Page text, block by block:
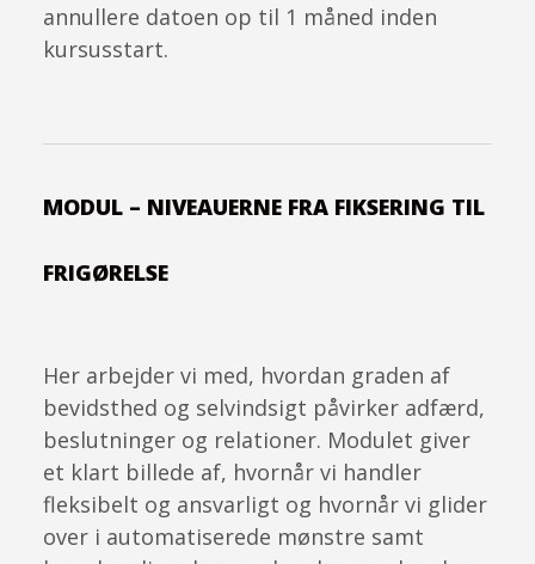
annullere datoen op til 1 måned inden
kursusstart.
MODUL – NIVEAUERNE FRA FIKSERING TIL
FRIGØRELSE
Her arbejder vi med, hvordan graden af
bevidsthed og selvindsigt påvirker adfærd,
beslutninger og relationer. Modulet giver
et klart billede af, hvornår vi handler
fleksibelt og ansvarligt og hvornår vi glider
over i automatiserede mønstre samt